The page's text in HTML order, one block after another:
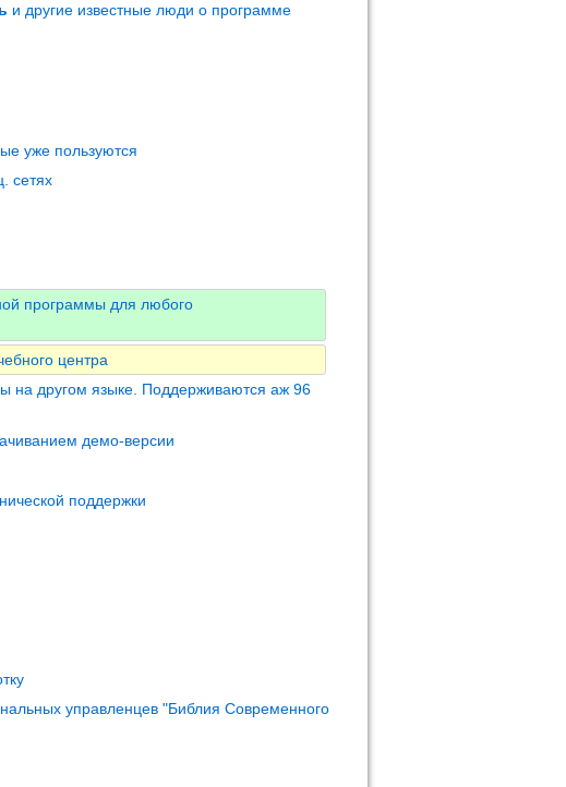
и другие известные люди о программе
уже пользуются
сетях
программы для любого
центра
на другом языке. Поддерживаются аж 96
демо-версии
поддержки
управленцев "Библия Современного